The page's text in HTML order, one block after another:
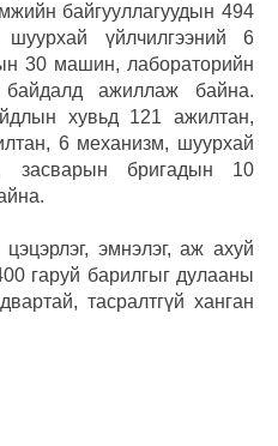
байгууллагуудын 494
үйлчилгээний 6
30 машин, лабораторийн
ажиллаж байна.
хувьд 121 ажилтан,
6 механизм, шуурхай
засварын бригадын 10
эмнэлэг, аж ахуй
гаруй барилгыг дулааны
тасралтгүй ханган